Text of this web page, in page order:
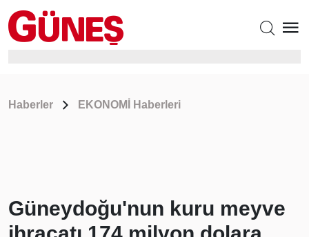
Haberler EKONOMİ Haberleri
Güneydoğu'nun kuru meyve